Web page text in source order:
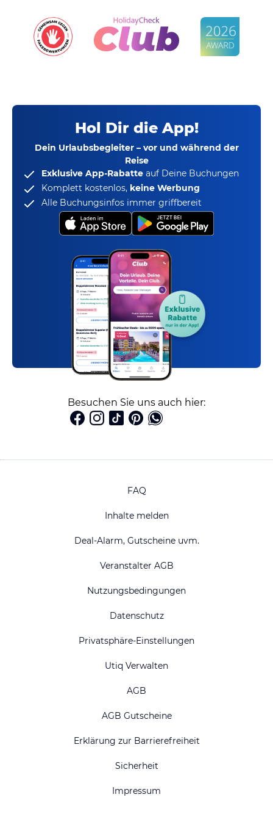
Hol Dir die App!
Dein Urlaubsbegleiter – vor und während der
Reise
Exklusive App-Rabatte auf Deine Buchungen
Komplett kostenlos, keine Werbung
Alle Buchungsinfos immer griffbereit
Besuchen Sie uns auch hier:
FAQ
Inhalte melden
Deal-Alarm, Gutscheine uvm.
Veranstalter AGB
Nutzungsbedingungen
Datenschutz
Privatsphäre-Einstellungen
Utiq Verwalten
AGB
AGB Gutscheine
Erklärung zur Barrierefreiheit
Sicherheit
Impressum